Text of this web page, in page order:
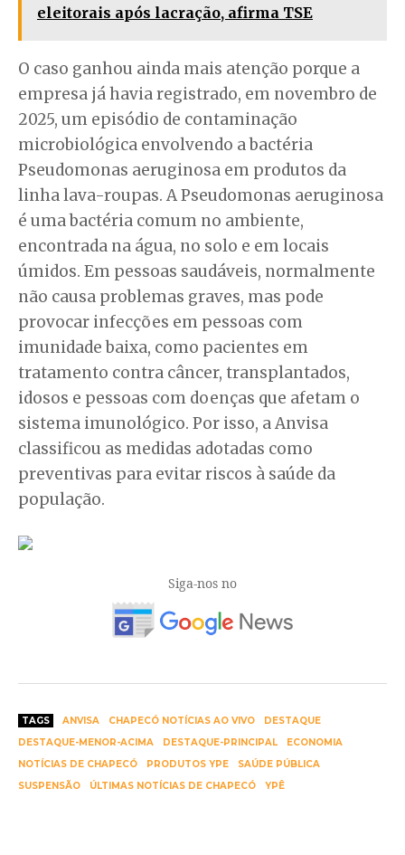
eleitorais após lacração, afirma TSE
O caso ganhou ainda mais atenção porque a
empresa já havia registrado, em novembro de
2025, um episódio de contaminação
microbiológica envolvendo a bactéria
Pseudomonas aeruginosa em produtos da
linha lava-roupas. A Pseudomonas aeruginosa
é uma bactéria comum no ambiente,
encontrada na água, no solo e em locais
úmidos. Em pessoas saudáveis, normalmente
não causa problemas graves, mas pode
provocar infecções em pessoas com
imunidade baixa, como pacientes em
tratamento contra câncer, transplantados,
idosos e pessoas com doenças que afetam o
sistema imunológico. Por isso, a Anvisa
classificou as medidas adotadas como
preventivas para evitar riscos à saúde da
população.
Siga-nos no
TAGS ANVISA CHAPECÓ NOTÍCIAS AO VIVO
DESTAQUE
DESTAQUE-MENOR-ACIMA
DESTAQUE-PRINCIPAL
ECONOMIA
NOTÍCIAS DE CHAPECÓ
PRODUTOS YPE
SAÚDE PÚBLICA
SUSPENSÃO
ÚLTIMAS NOTÍCIAS DE CHAPECÓ YPÊ